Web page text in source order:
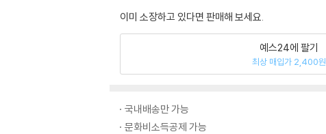
이미 소장하고 있다면 판매해 보세요.
예스24에 팔기
최상 매입가 2,400원
국내배송만 가능
문화비소득공제 가능